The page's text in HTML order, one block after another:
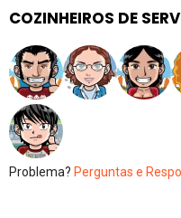
COZINHEIROS DE
Problema? Perguntas e